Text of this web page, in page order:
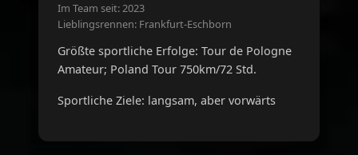
Im Team seit: 2023
Lieblingsrennen: Frankfurt-Eschborn
Größte sportliche Erfolge: Tour de Pologne
Amateur; Poland Tour 750km/72 Std.
Sportliche Ziele: langsam, aber vorwärts